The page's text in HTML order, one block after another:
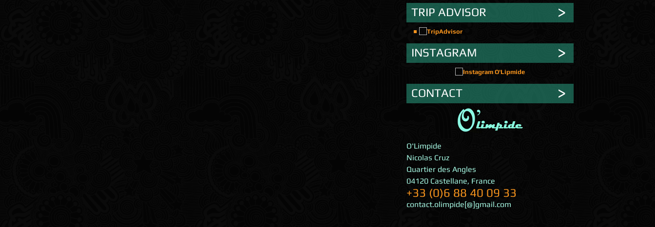
TRIP ADVISOR
INSTAGRAM
CONTACT
O'Limpide
Nicolas Cruz
Quartier des Angles
04120 Castellane, France
+33 (0)6 88 40 09 33
contact.olimpide[@]gmail.com